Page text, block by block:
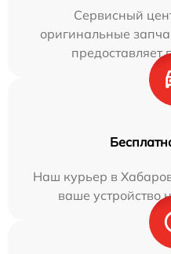
Сервисный
оригинальные
предоставляет
Наш курьер в
ваше устройство